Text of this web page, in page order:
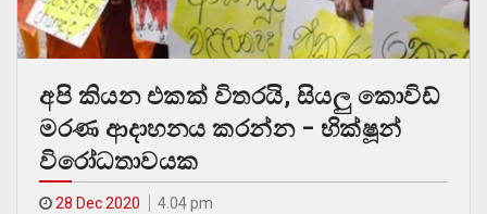
අපි කියන එකක් විතරයි, සියලු කොවිඩ්
මරණ ආදාහනය කරන්න – භික්ෂූන්
විරෝධතාවයක
28 Dec 2020 4.04 pm